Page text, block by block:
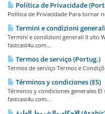
Política de Privacidade
Política de Privacidade Para tornar
Termini e condizioni
Termini e condizioni generali Il sito
fastcast4u.com...
Termos de serviço (Portug.)
Termos de serviço Termos e
Términos y condiciones (ES)
Términos y condiciones generales
fastcast4u.com...